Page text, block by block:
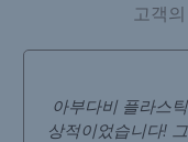
고객
아부다비 플라스
상적이었습니다!